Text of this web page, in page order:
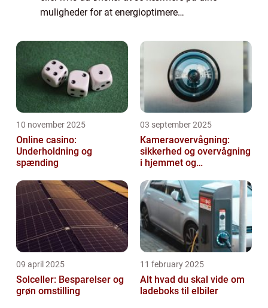
muligheder for at energioptimere
en beskyttet titel i Danmark. Det ...
10 november 2025
Online casino:
Underholdning og
spænding
03 september 2025
Kameraovervågning:
sikkerhed og overvågning
i hjemmet og
09 april 2025
Solceller: Besparelser og
grøn omstilling
11 february 2025
Alt hvad du skal vide om
ladeboks til elbiler